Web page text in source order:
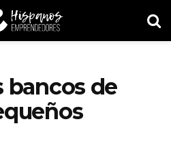
bancos de